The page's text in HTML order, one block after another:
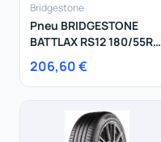
Bridgestone
Pneu BRIDGESTONE
BATTLAX RS12 180/55R17
73W
206,60 €